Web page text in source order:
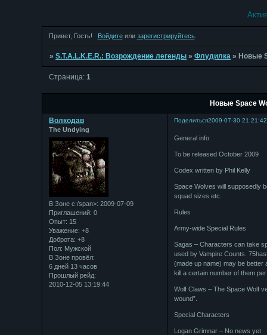
Привет, Гость! Войдитеили зарегистрируйтесь.
»S.T.A.L.K.E.R.: Возрождение легенды »Флудилка » Новые
Новые Space
Страница:1
Поделиться2009-07-30 21:21:42
Bолкодав
The Undying
В Зоне с:/span>: 2009-07-09
Приглашений: 0
Опыт: 15
Уважение: +8
Доброта: +8
Пол: Мужской
В Зоне провёл:
6 дней 13 часов
Прошлый рейд:
2010-12-05 13:19:44
General info
To be released October 2009
Codex written by Phil Kelly
Space Wolves will supposedly
squad sizes etc.
Rules
Army-wide Special Rules
Sagas – Characters can take
used by Vampire Counts.
(made up name) may be better
kill a certain number of them
Wolf Claws – The Space Wolf
wound”.
Special Characters
Logan Grimnar – No news yet